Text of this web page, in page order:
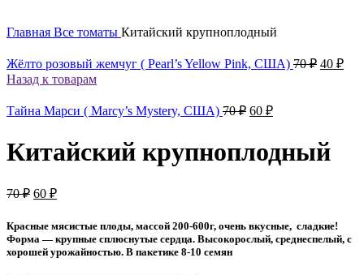
Главная Все томаты Китайский крупноплодный
Жёлто розовый жемчуг ( Pearl’s Yellow Pink, США) 70₽ 40 ₽
Назад к товарам
Тайна Марси ( Marcy’s Mystery, США) 70₽ Первоначальная
70 ₽.
60 ₽Текущая
Китайский крупноплодный
70₽ Первоначальная
70 ₽.
60 ₽Текущая
60 ₽.
Красные мясистые плоды, массой 200-600г, очень вкусные, сладкие!
Форма — крупные сплюснутые сердца. Высокорослый, среднеспелый, с
хорошей урожайностью. В пакетике 8-10 семян